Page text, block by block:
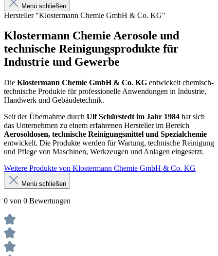
Menü schließen
Hersteller "Klostermann Chemie GmbH & Co. KG"
Klostermann Chemie Aerosole und
technische Reinigungsprodukte für
Industrie und Gewerbe
Die Klostermann Chemie GmbH & Co. KG entwickelt chemisch-
technische Produkte für professionelle Anwendungen in Industrie,
Handwerk und Gebäudetechnik.
Seit der Übernahme durch Ulf Schürstedt im Jahr 1984 hat sich
das Unternehmen zu einem erfahrenen Hersteller im Bereich
Aerosoldosen, technische Reinigungsmittel und Spezialchemie
entwickelt. Die Produkte werden für Wartung, technische Reinigung
und Pflege von Maschinen, Werkzeugen und Anlagen eingesetzt.
Weitere Produkte von Klostermann Chemie GmbH & Co. KG
Menü schließen
0 von 0 Bewertungen